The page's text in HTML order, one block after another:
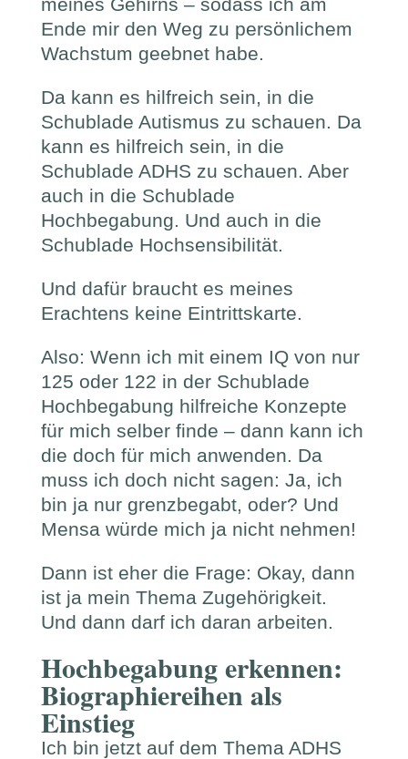
Ende mir den Weg zu persönlichem
Wachstum geebnet habe.
Da kann es hilfreich sein, in die
Schublade Autismus zu schauen. Da
kann es hilfreich sein, in die
Schublade ADHS zu schauen. Aber
auch in die Schublade
Hochbegabung. Und auch in die
Schublade Hochsensibilität.
Und dafür braucht es meines
Erachtens keine Eintrittskarte.
Also: Wenn ich mit einem IQ von nur
125 oder 122 in der Schublade
Hochbegabung hilfreiche Konzepte
für mich selber finde – dann kann ich
die doch für mich anwenden. Da
muss ich doch nicht sagen: Ja, ich
bin ja nur grenzbegabt, oder? Und
Mensa würde mich ja nicht nehmen!
Dann ist eher die Frage: Okay, dann
ist ja mein Thema Zugehörigkeit.
Und dann darf ich daran arbeiten.
Hochbegabung erkennen:
Biographiereihen als
Einstieg
Ich bin jetzt auf dem Thema ADHS